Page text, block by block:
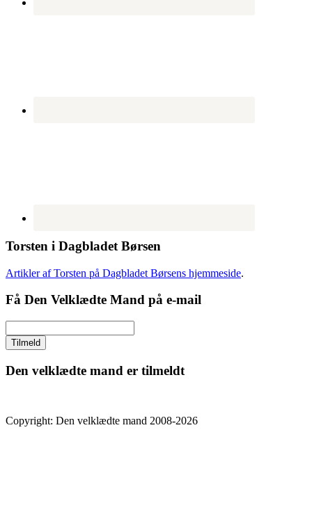
Torsten i Dagbladet Børsen
Artikler af Torsten på Dagbladet Børsens hjemmeside.
Få Den Velklædte Mand på e-mail
Den velklædte mand er tilmeldt
Copyright: Den velklædte mand 2008-2026